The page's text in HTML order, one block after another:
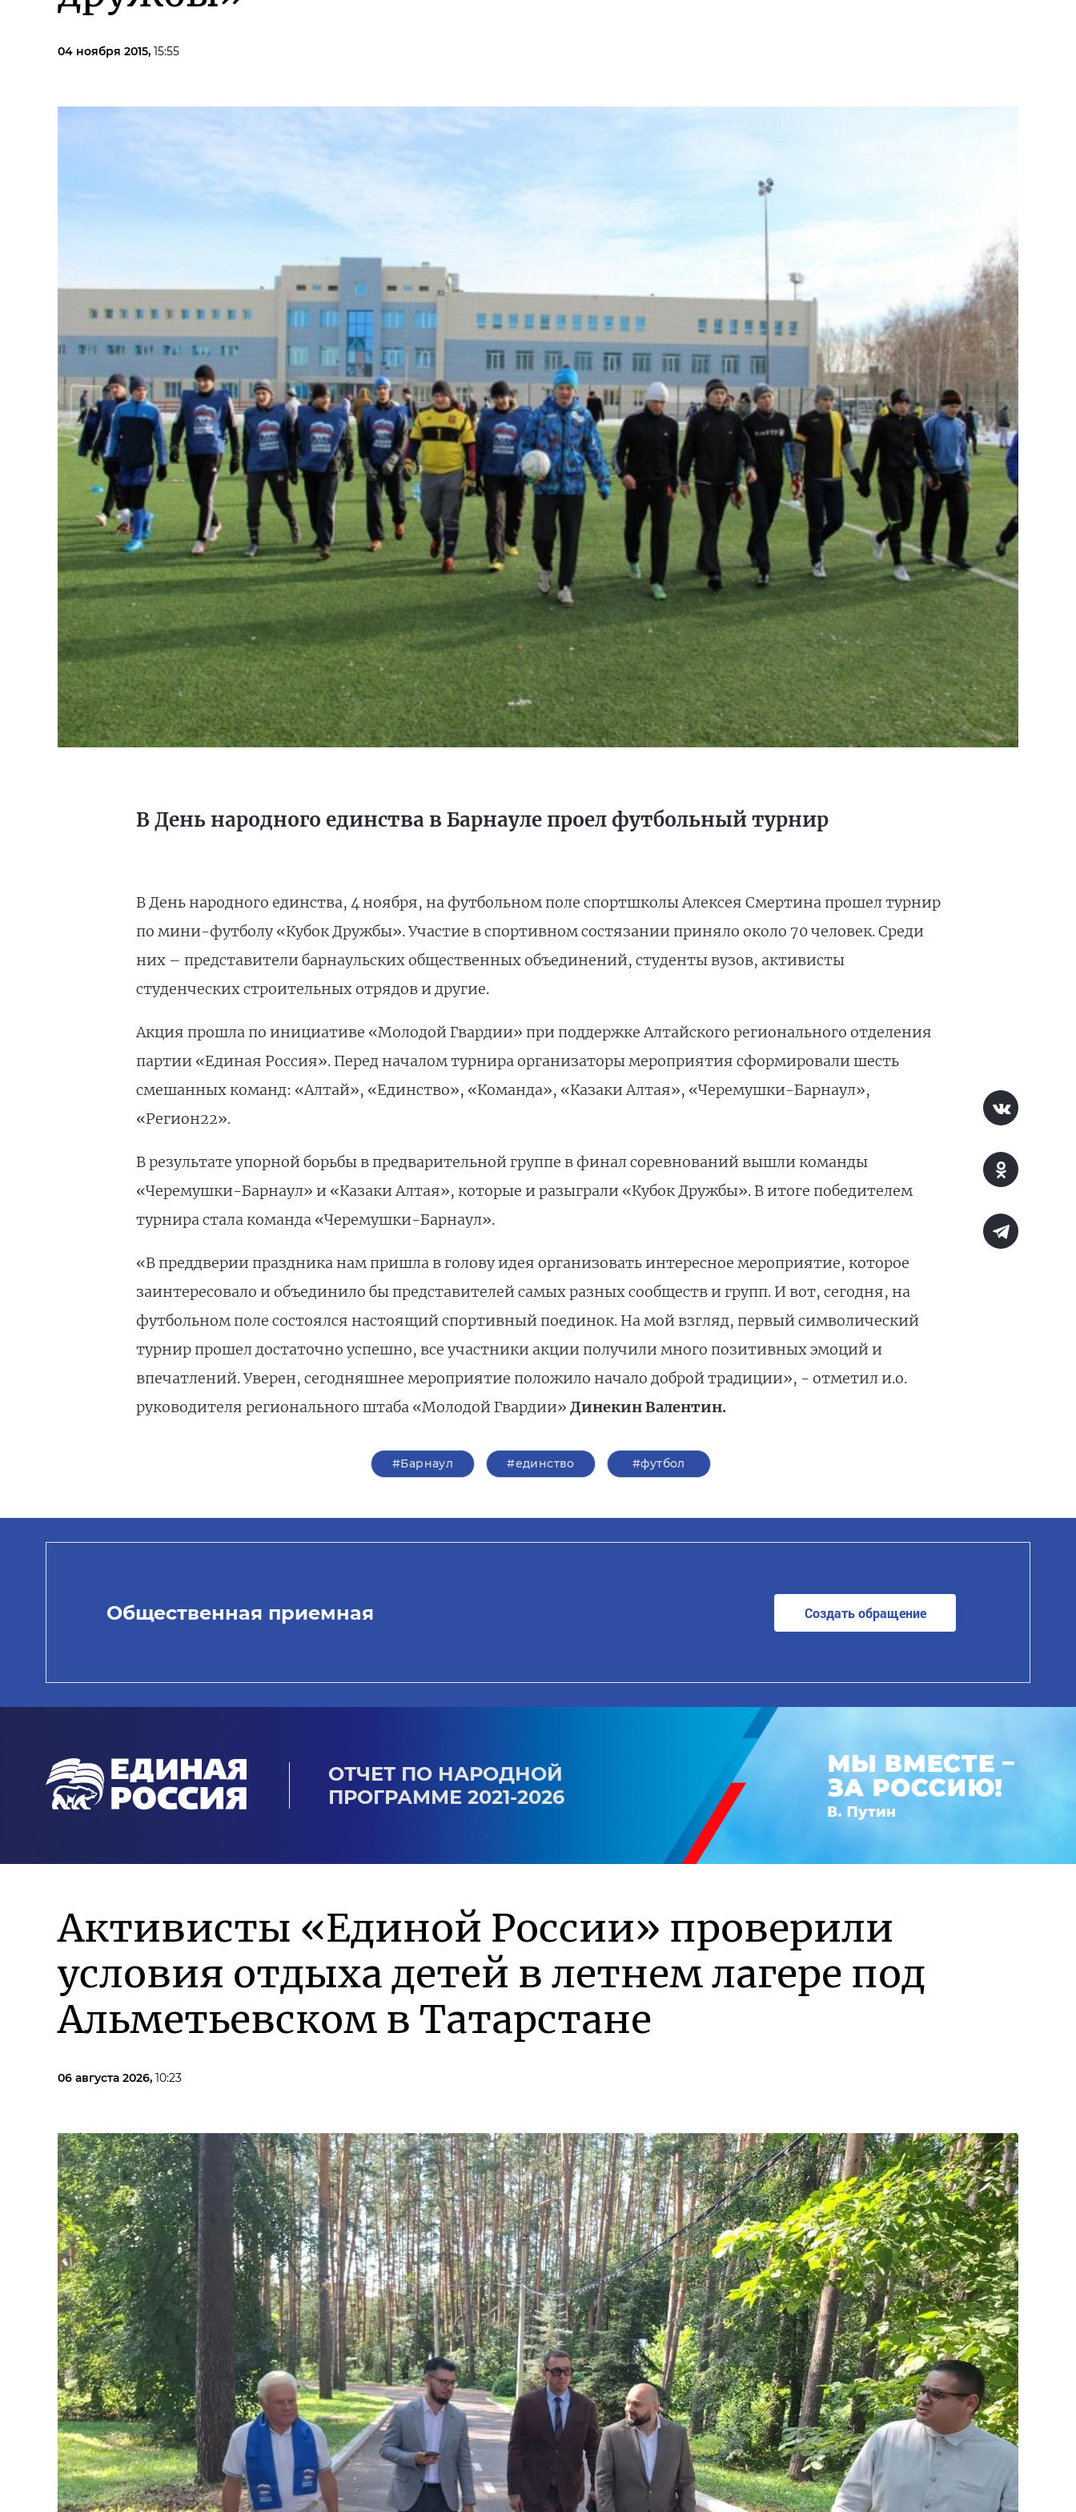
04 ноября 2015, 15:55
В День народного единства в Барнауле проел футбольный турнир
В День народного единства, 4 ноября, на футбольном поле спортшколы Алексея Смертина прошел турнир
по мини-футболу «Кубок Дружбы». Участие в спортивном состязании приняло около 70 человек. Среди
них – представители барнаульских общественных объединений, студенты вузов, активисты
студенческих строительных отрядов и другие.
Акция прошла по инициативе «Молодой Гвардии» при поддержке Алтайского регионального отделения
партии «Единая Россия». Перед началом турнира организаторы мероприятия сформировали шесть
смешанных команд: «Алтай», «Единство», «Команда», «Казаки Алтая», «Черемушки-Барнаул»,
«Регион22».
В результате упорной борьбы в предварительной группе в финал соревнований вышли команды
«Черемушки-Барнаул» и «Казаки Алтая», которые и разыграли «Кубок Дружбы». В итоге победителем
турнира стала команда «Черемушки-Барнаул».
«В преддверии праздника нам пришла в голову идея организовать интересное мероприятие, которое
заинтересовало и объединило бы представителей самых разных сообществ и групп. И вот, сегодня, на
футбольном поле состоялся настоящий спортивный поединок. На мой взгляд, первый символический
турнир прошел достаточно успешно, все участники акции получили много позитивных эмоций и
впечатлений. Уверен, сегодняшнее мероприятие положило начало доброй традиции», - отметил и.о.
руководителя регионального штаба «Молодой Гвардии» Динекин Валентин.
#Барнаул #единство #футбол
Общественная приемная Создать обращение
ОТЧЕТ ПО НАРОДНОЙ
ПРОГРАММЕ 2021-2026
Активисты «Единой России» проверили
условия отдыха детей в летнем лагере под
Альметьевском в Татарстане
06 августа 2026, 10:23